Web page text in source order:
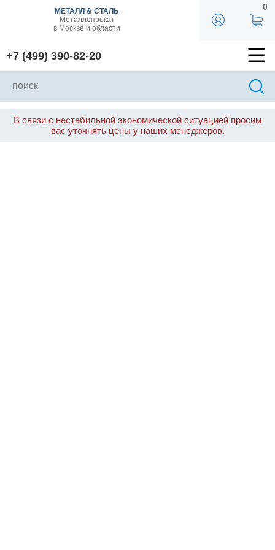
МЕТАЛЛ & СТАЛЬ
Металлопрокат
в Москве и области
+7 (499) 390-82-20
0
В связи с нестабильной экономической ситуацией просим
вас уточнять цены у наших менеджеров.